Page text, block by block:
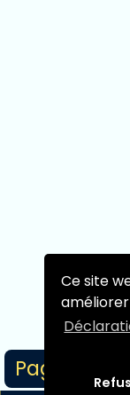
Ce site
Page 1/1